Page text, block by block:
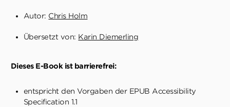
Übersetzt von: Karin Diemerling
Autor: Chris Holm
Dieses E-Book ist barrierefrei:
entspricht den Vorgaben der EPUB Accessibility
Specification 1.1